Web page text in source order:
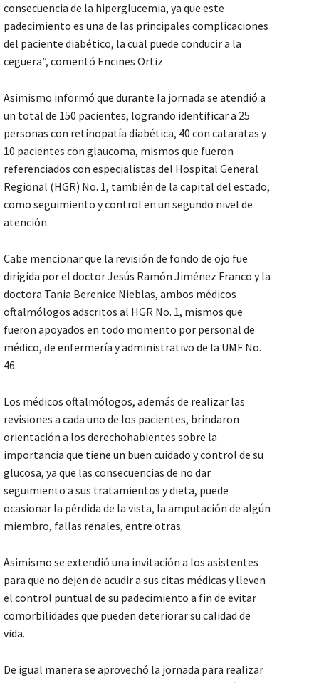
consecuencia de la hiperglucemia, ya que este
padecimiento es una de las principales complicaciones
del paciente diabético, la cual puede conducir a la
ceguera”, comentó Encines Ortiz
Asimismo informó que durante la jornada se atendió a
un total de 150 pacientes, logrando identificar a 25
personas con retinopatía diabética, 40 con cataratas y
10 pacientes con glaucoma, mismos que fueron
referenciados con especialistas del Hospital General
Regional (HGR) No. 1, también de la capital del estado,
como seguimiento y control en un segundo nivel de
atención.
Cabe mencionar que la revisión de fondo de ojo fue
dirigida por el doctor Jesús Ramón Jiménez Franco y la
doctora Tania Berenice Nieblas, ambos médicos
oftalmólogos adscritos al HGR No. 1, mismos que
fueron apoyados en todo momento por personal de
médico, de enfermería y administrativo de la UMF No.
46.
Los médicos oftalmólogos, además de realizar las
revisiones a cada uno de los pacientes, brindaron
orientación a los derechohabientes sobre la
importancia que tiene un buen cuidado y control de su
glucosa, ya que las consecuencias de no dar
seguimiento a sus tratamientos y dieta, puede
ocasionar la pérdida de la vista, la amputación de algún
miembro, fallas renales, entre otras.
Asimismo se extendió una invitación a los asistentes
para que no dejen de acudir a sus citas médicas y lleven
el control puntual de su padecimiento a fin de evitar
comorbilidades que pueden deteriorar su calidad de
vida.
De igual manera se aprovechó la jornada para realizar